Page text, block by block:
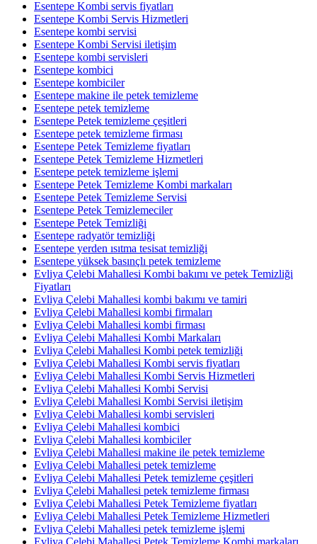
Esentepe Kombi servis fiyatları
Esentepe Kombi Servis Hizmetleri
Esentepe kombi servisi
Esentepe Kombi Servisi iletişim
Esentepe kombi servisleri
Esentepe kombici
Esentepe kombiciler
Esentepe makine ile petek temizleme
Esentepe petek temizleme
Esentepe Petek temizleme çeşitleri
Esentepe petek temizleme firması
Esentepe Petek Temizleme fiyatları
Esentepe Petek Temizleme Hizmetleri
Esentepe petek temizleme işlemi
Esentepe Petek Temizleme Kombi markaları
Esentepe Petek Temizleme Servisi
Esentepe Petek Temizlemeciler
Esentepe Petek Temizliği
Esentepe radyatör temizliği
Esentepe yerden ısıtma tesisat temizliği
Esentepe yüksek basınçlı petek temizleme
Evliya Çelebi Mahallesi Kombi bakımı ve petek Temizliği
Fiyatları
Evliya Çelebi Mahallesi kombi bakımı ve tamiri
Evliya Çelebi Mahallesi kombi firmaları
Evliya Çelebi Mahallesi kombi firması
Evliya Çelebi Mahallesi Kombi Markaları
Evliya Çelebi Mahallesi Kombi petek temizliği
Evliya Çelebi Mahallesi Kombi servis fiyatları
Evliya Çelebi Mahallesi Kombi Servis Hizmetleri
Evliya Çelebi Mahallesi Kombi Servisi
Evliya Çelebi Mahallesi Kombi Servisi iletişim
Evliya Çelebi Mahallesi kombi servisleri
Evliya Çelebi Mahallesi kombici
Evliya Çelebi Mahallesi kombiciler
Evliya Çelebi Mahallesi makine ile petek temizleme
Evliya Çelebi Mahallesi petek temizleme
Evliya Çelebi Mahallesi Petek temizleme çeşitleri
Evliya Çelebi Mahallesi petek temizleme firması
Evliya Çelebi Mahallesi Petek Temizleme fiyatları
Evliya Çelebi Mahallesi Petek Temizleme Hizmetleri
Evliya Çelebi Mahallesi petek temizleme işlemi
Evliya Çelebi Mahallesi Petek Temizleme Kombi markaları